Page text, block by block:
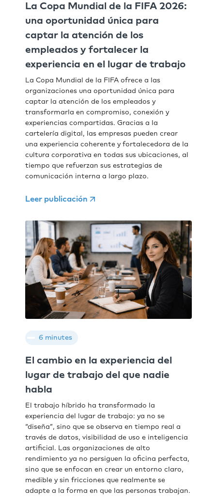
La Copa Mundial de la FIFA 2026:
una oportunidad única para
captar la atención de los
empleados y fortalecer la
experiencia en el lugar de trabajo
La Copa Mundial de la FIFA ofrece a las
organizaciones una oportunidad única para
captar la atención de los empleados y
transformarla en compromiso, conexión y
experiencias compartidas. Gracias a la
cartelería digital, las empresas pueden crear
una experiencia coherente y fortalecedora de la
cultura corporativa en todas sus ubicaciones, al
tiempo que refuerzan sus estrategias de
comunicación interna a largo plazo.
Leer publicación
6 minutes
El cambio en la experiencia del
lugar de trabajo del que nadie
habla
El trabajo híbrido ha transformado la
experiencia del lugar de trabajo: ya no se
“diseña”, sino que se observa en tiempo real a
través de datos, visibilidad de uso e inteligencia
artificial. Las organizaciones de alto
rendimiento ya no persiguen la oficina perfecta,
sino que se enfocan en crear un entorno claro,
medible y sin fricciones que realmente se
adapte a la forma en que las personas trabajan.